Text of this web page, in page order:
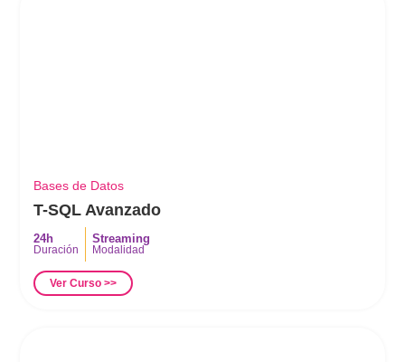
Bases de Datos
T-SQL Avanzado
24h
Duración
Streaming
Modalidad
Ver Curso >>